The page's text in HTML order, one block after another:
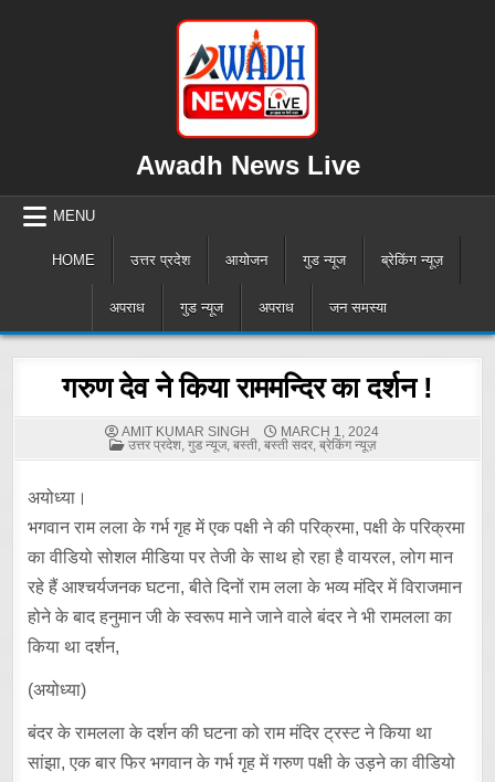
Awadh News Live
MENU
HOME उत्तर प्रदेश आयोजन गुड न्यूज ब्रेकिंग न्यूज़
अपराध गुड न्यूज अपराध जन समस्या
गरुण देव ने किया राममन्दिर का दर्शन !
AMIT KUMAR SINGH MARCH 1, 2024
POSTED
IN
उत्तर प्रदेश, गुड न्यूज, बस्ती, बस्ती सदर, ब्रेकिंग न्यूज़
अयोध्या।
भगवान राम लला के गर्भ गृह में एक पक्षी ने की परिक्रमा, पक्षी के परिक्रमा
का वीडियो सोशल मीडिया पर तेजी के साथ हो रहा है वायरल, लोग मान
रहे हैं आश्चर्यजनक घटना, बीते दिनों राम लला के भव्य मंदिर में विराजमान
होने के बाद हनुमान जी के स्वरूप माने जाने वाले बंदर ने भी रामलला का
किया था दर्शन,
(अयोध्या)
बंदर के रामलला के दर्शन की घटना को राम मंदिर ट्रस्ट ने किया था
सांझा, एक बार फिर भगवान के गर्भ गृह में गरुण पक्षी के उड़ने का वीडियो